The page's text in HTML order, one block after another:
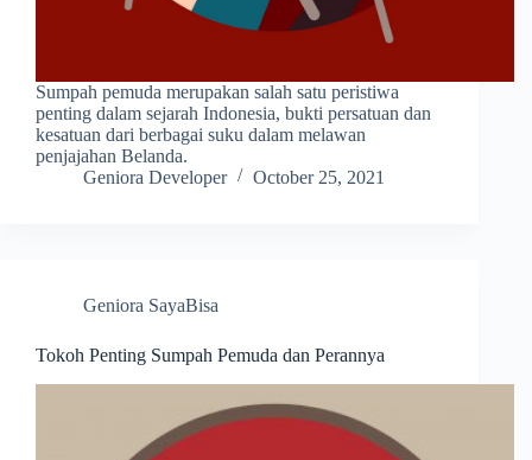
Sumpah pemuda merupakan salah satu peristiwa
penting dalam sejarah Indonesia, bukti persatuan dan
kesatuan dari berbagai suku dalam melawan
penjajahan Belanda.
Geniora Developer
October 25, 2021
Geniora SayaBisa
Tokoh Penting Sumpah Pemuda dan Perannya